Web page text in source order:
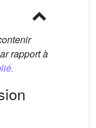
rapport à